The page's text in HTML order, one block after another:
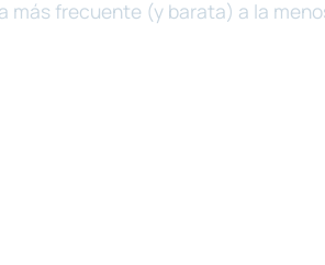
más frecuente (y barata) a la